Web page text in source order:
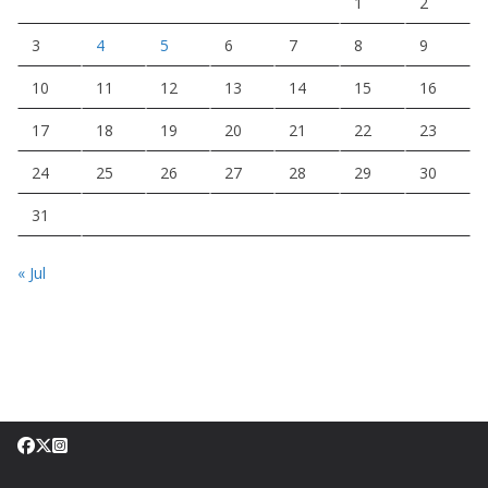
3 4 5 6 7 8 9
10 11 12 13 14 15 16
17 18 19 20 21 22 23
24 25 26 27 28 29 30
31
« Jul